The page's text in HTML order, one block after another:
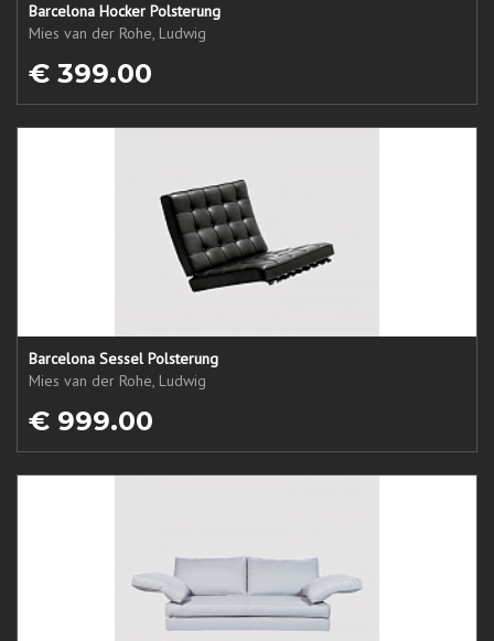
Barcelona Hocker Polsterung
Mies van der Rohe, Ludwig
€ 399.00
Barcelona Sessel Polsterung
Mies van der Rohe, Ludwig
€ 999.00